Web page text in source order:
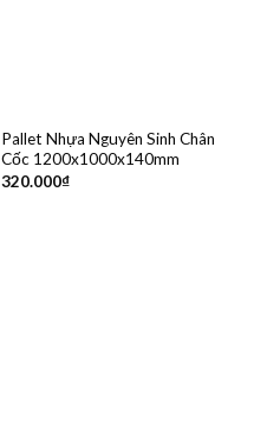
Pallet Nhựa Nguyên Sinh Chân
Cốc 1200x1000x140mm
320.000₫